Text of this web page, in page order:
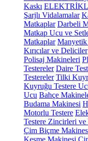
Kaskı
Şarjlı Vidalamalar
Matkaplar Darbeli
Matkap Ucu ve
Matkaplar
Kırıcılar ve Deliciler
Polisaj Makineleri
Testereler Daire
Testereler Tilki
Kuyruğu Testere
Ucu Bahçe
Budama Makinesi
Motorlu Testere
Testere Zincirleri ve
Çim Biçme
Kesme Makinesi